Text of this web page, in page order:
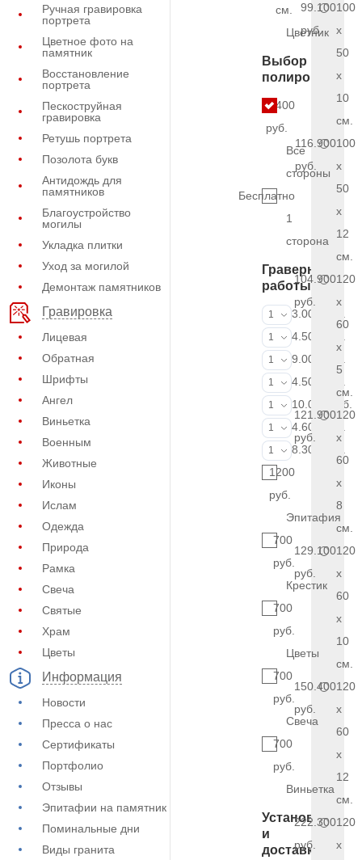
Ручная гравировка
портрета
Цветное фото на
памятник
Восстановление
портрета
Пескоструйная
гравировка
Ретушь портрета
Позолота букв
Антидождь для
памятников
Благоустройство
могилы
Укладка плитки
Уход за могилой
Демонтаж памятников
Гравировка
Лицевая
Обратная
Шрифты
Ангел
Виньетка
Военным
Животные
Иконы
Ислам
Одежда
Природа
Рамка
Свеча
Святые
Храм
Цветы
Информация
Новости
Пресса о нас
Сертификаты
Портфолио
Отзывы
Эпитафии на памятник
Поминальные дни
Виды гранита
см.
Цветник
Выбор
полировки
9.400
руб.
Все
стороны
Бесплатно
1
сторона
Граверные
работы
ФИО и даты
1
3.000 руб.
ФИО и даты
1
4.500 руб.
ФИО и даты
1
9.000 руб.
Портрет
1
4.500 руб.
Портрет
1
10.000 руб.
Фотокерамика
1
4.600 руб.
Фото на
1
8.300 руб.
1200
руб.
Эпитафия
700
руб.
Крестик
700
руб.
Цветы
700
руб.
Свеча
700
руб.
Виньетка
Установка
и
доставка
99.100
руб.
100
x
50
x
10
см.
116.900
руб.
100
x
50
x
12
см.
104.900
руб.
120
x
60
x
5
см.
121.900
руб.
120
x
60
x
8
см.
129.100
руб.
120
x
60
x
10
см.
150.400
руб.
120
x
60
x
12
см.
222.300
руб.
120
x